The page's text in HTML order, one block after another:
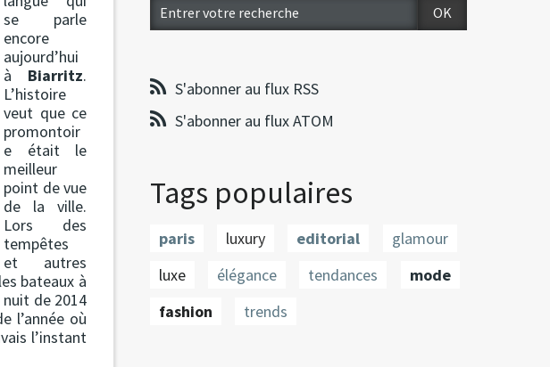
se parle
encore
aujourd’hui
à Biarritz.
L’histoire
veut que ce
promontoir
e était le
meilleur
point de vue
de la ville.
Lors des
tempêtes
et autres
bateaux à
de 2014
l’année où
l’instant
S'abonner au flux RSS
S'abonner au flux ATOM
Tags populaires
paris luxury editorial
glamour
luxe
élégance tendances
mode
fashion
trends